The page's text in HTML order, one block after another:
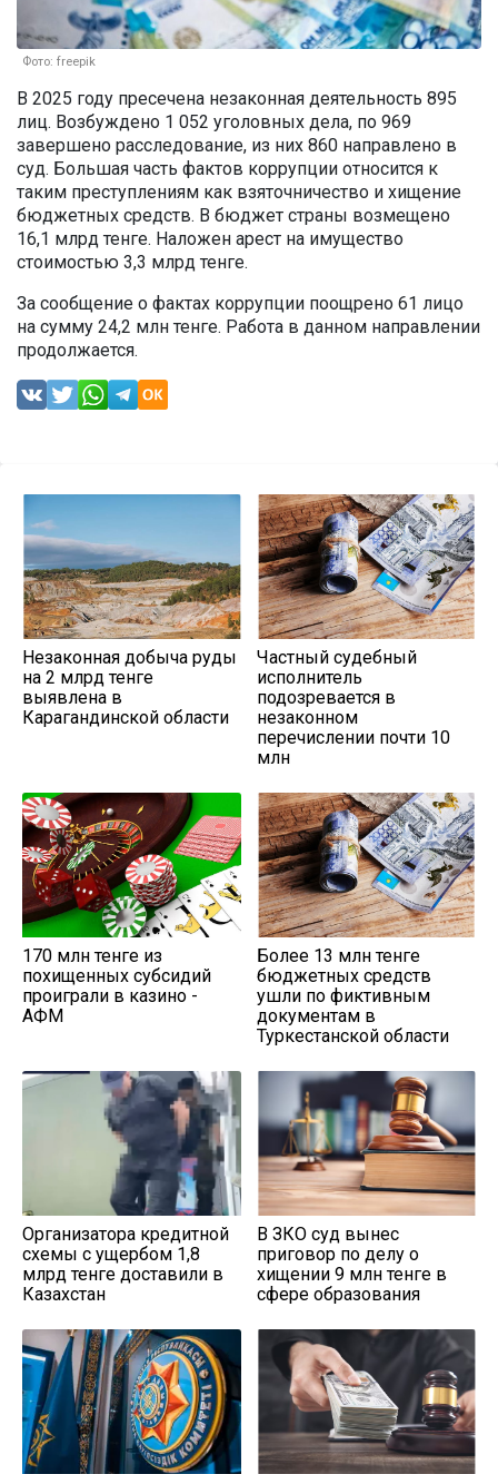
Фото: freepik
В 2025 году пресечена незаконная деятельность 895
лиц. Возбуждено 1 052 уголовных дела, по 969
завершено расследование, из них 860 направлено в
суд. Большая часть фактов коррупции относится к
таким преступлениям как взяточничество и хищение
бюджетных средств. В бюджет страны возмещено
16,1 млрд тенге. Наложен арест на имущество
стоимостью 3,3 млрд тенге.
За сообщение о фактах коррупции поощрено 61 лицо
на сумму 24,2 млн тенге. Работа в данном направлении
продолжается.
Незаконная добыча руды
на 2 млрд тенге
выявлена в
Карагандинской области
Частный судебный
исполнитель
подозревается в
незаконном
перечислении почти 10
млн
170 млн тенге из
похищенных субсидий
проиграли в казино -
АФМ
Более 13 млн тенге
бюджетных средств
ушли по фиктивным
документам в
Туркестанской области
Организатора кредитной
схемы с ущербом 1,8
млрд тенге доставили в
Казахстан
В ЗКО суд вынес
приговор по делу о
хищении 9 млн тенге в
сфере образования